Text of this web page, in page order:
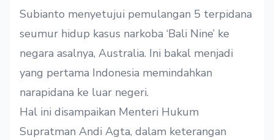
Subianto menyetujui pemulangan 5 terpidana
seumur hidup kasus narkoba ‘Bali Nine’ ke
negara asalnya, Australia. Ini bakal menjadi
yang pertama Indonesia memindahkan
narapidana ke luar negeri.
Hal ini disampaikan Menteri Hukum
Supratman Andi Agta, dalam keterangan